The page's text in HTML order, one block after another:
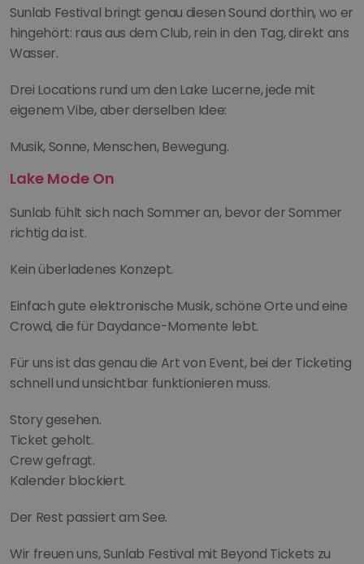
Sunlab Festival bringt genau diesen Sound dorthin, wo er
hingehört: raus aus dem Club, rein in den Tag, direkt ans
Wasser.
Drei Locations rund um den Lake Lucerne, jede mit
eigenem Vibe, aber derselben Idee:
Musik, Sonne, Menschen, Bewegung.
Lake Mode On
Sunlab fühlt sich nach Sommer an, bevor der Sommer
richtig da ist.
Kein überladenes Konzept.
Einfach gute elektronische Musik, schöne Orte und eine
Crowd, die für Daydance-Momente lebt.
Für uns ist das genau die Art von Event, bei der Ticketing
schnell und unsichtbar funktionieren muss.
Story gesehen.
Ticket geholt.
Crew gefragt.
Kalender blockiert.
Der Rest passiert am See.
Wir freuen uns, Sunlab Festival mit Beyond Tickets zu